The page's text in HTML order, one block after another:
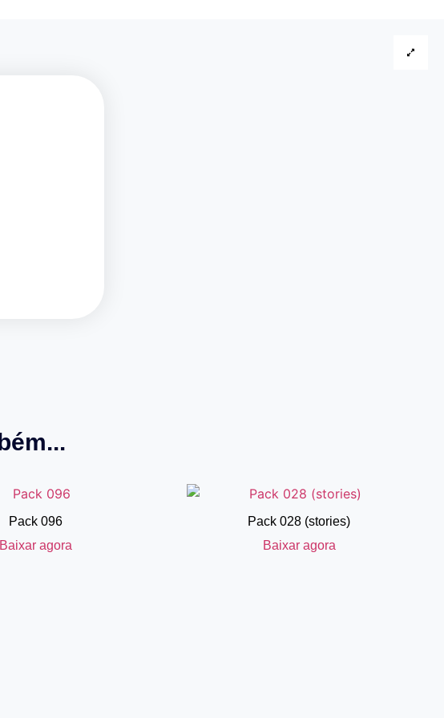
Pack 096
Baixar agora
Pack 028 (stories)
Baixar agora